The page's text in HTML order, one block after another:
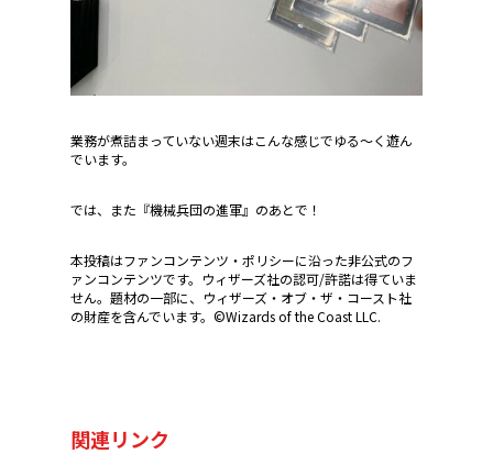
業務が煮詰まっていない週末はこんな感じでゆる～く遊ん
でいます。
では、また『機械兵団の進軍』のあとで！
本投稿はファンコンテンツ・ポリシーに沿った非公式のフ
ァンコンテンツです。ウィザーズ社の認可/許諾は得ていま
せん。題材の一部に、ウィザーズ・オブ・ザ・コースト社
の財産を含んでいます。©Wizards of the Coast LLC.
関連リンク